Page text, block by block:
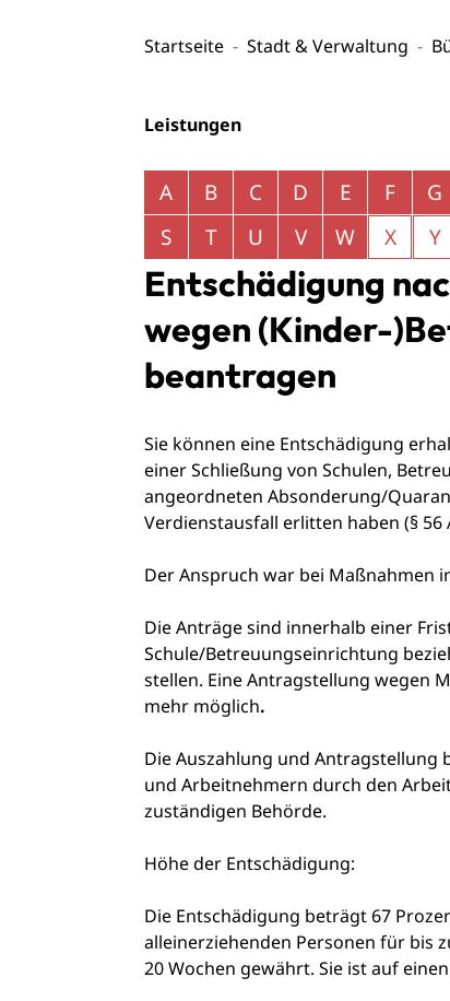
Startseite Stadt & Verwaltung
Leistungen
Alphabetisches Register überspringen
A B C D E F G
S
T U V W X Y
Entschädigung
wegen (Kinder-
beantragen
Sie können eine Entschädigung
einer Schließung von Schulen,
angeordneten Absonderung/
Verdienstausfall erlitten haben (§ 56
Der Anspruch war bei Maßnahmen
Die Anträge sind innerhalb einer
Schule/Betreuungseinrichtung
stellen. Eine Antragstellung wegen
mehr möglich.
Die Auszahlung und
und Arbeitnehmern durch den
zuständigen Behörde.
Höhe der Entschädigung:
Die Entschädigung beträgt 67
alleinerziehenden Personen für bis
20 Wochen gewährt. Sie ist auf